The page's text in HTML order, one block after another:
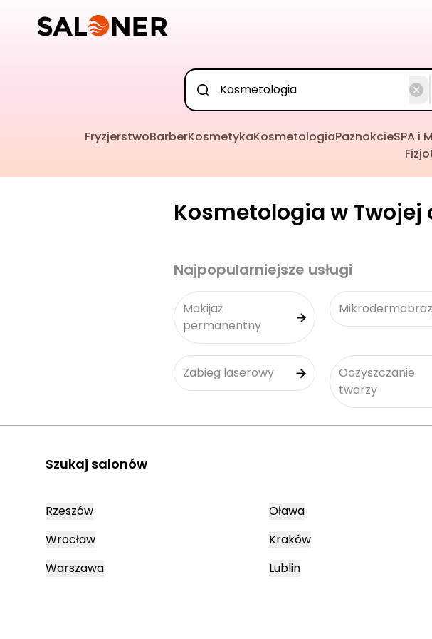
FryzjerstwoBarberKosmetykaKosmetologiaPaznokcieSPA i
Kosmetologia w Twojej
Najpopularniejsze usługi
Makijaż
permanentny
Zabieg laserowy
Oczyszczanie
twarzy
Szukaj salonów
Rzeszów
Wrocław
Warszawa
Oława
Kraków
Lublin